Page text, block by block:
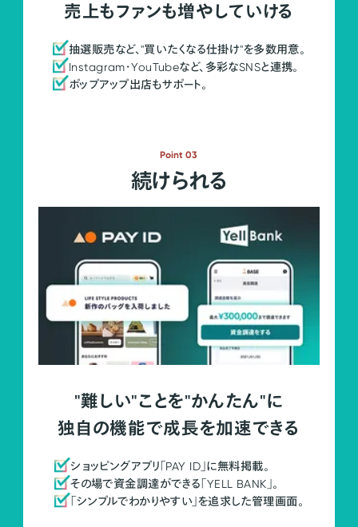
売上もファンも増やしていける
抽選販売など、"買いたくなる仕掛け"を多数用意。
Instagram・YouTubeなど、多彩なSNSと連携。
ポップアップ出店もサポート。
Point 03
続けられる
"難しい"ことを"かんたん"に
独自の機能で成長を加速できる
ショッピングアプリ「PAY ID」に無料掲載。
その場で資金調達ができる「YELL BANK」。
「シンプルでわかりやすい」を追求した管理画面。